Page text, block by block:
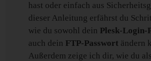
hast oder einfach aus
dieser Anleitung erfährst du
wie du sowohl dein Plesk-Login-
auch dein FTP-Passwort ändern
Außerdem zeige ich dir, wie du